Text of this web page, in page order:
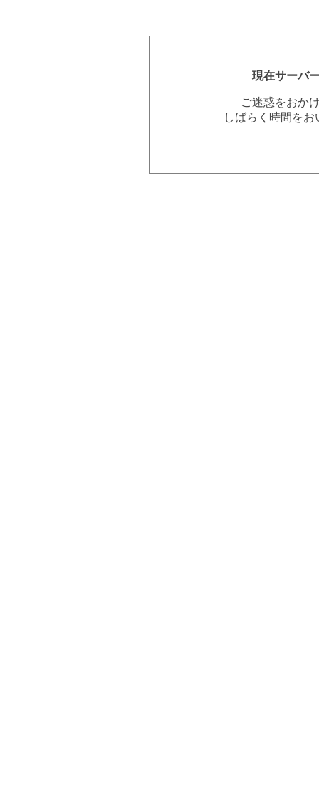
現在サーバ
ご迷惑をおか
しばらく時間を